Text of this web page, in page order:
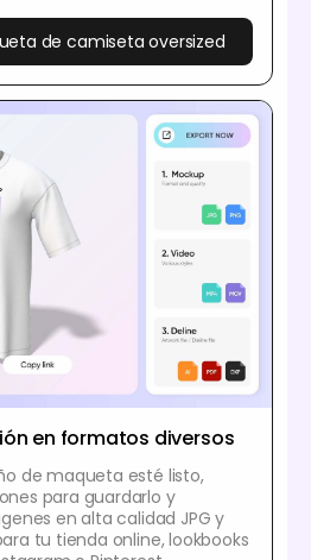
de camiseta oversized
en formatos diversos
de maqueta esté listo,
para guardarlo y
en alta calidad JPG y
tu tienda online, lookbooks